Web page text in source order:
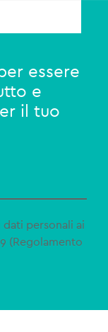
essere
e
il tuo
personali ai
(Regolamento